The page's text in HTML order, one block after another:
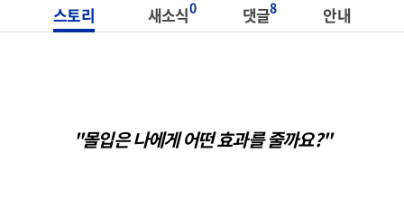
스토리 새소식0 댓글8 안내
"몰입은 나에게 어떤 효과를 줄까요?"